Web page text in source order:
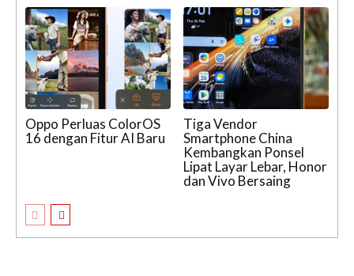
Oppo Perluas ColorOS
16 dengan Fitur AI Baru
Tiga Vendor
Smartphone China
Kembangkan Ponsel
Lipat Layar Lebar, Honor
dan Vivo Bersaing